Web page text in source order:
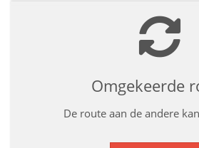
Omgekeerde
De route aan de andere